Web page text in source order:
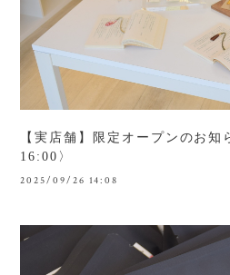
【実店舗】限定オープンのお
16:00〉
2025/09/26 14:08